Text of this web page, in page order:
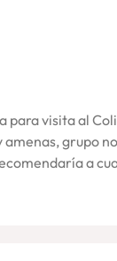
para visita al
grupo
a